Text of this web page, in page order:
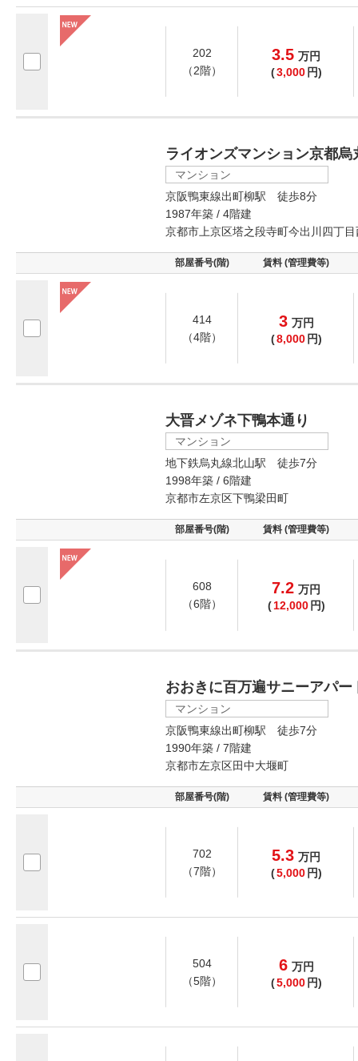
202
（2階）
3.5 万円
(3,000 円)
ライオンズマンション京都烏
マンション
京阪鴨東線出町柳駅 徒歩8分
1987年築 / 4階建
京都市上京区塔之段寺町今出川四丁
部屋番号(階) 賃料 (管理費等)
414
（4階）
3 万円
(8,000 円)
大晋メゾネ下鴨本通り
マンション
地下鉄烏丸線北山駅 徒歩7分
1998年築 / 6階建
京都市左京区下鴨梁田町
部屋番号(階) 賃料 (管理費等)
608
（6階）
7.2 万円
(12,000 円)
おおきに百万遍サニーアパー
マンション
京阪鴨東線出町柳駅 徒歩7分
1990年築 / 7階建
京都市左京区田中大堰町
部屋番号(階) 賃料 (管理費等)
702
（7階）
5.3 万円
(5,000 円)
504
（5階）
6 万円
(5,000 円)